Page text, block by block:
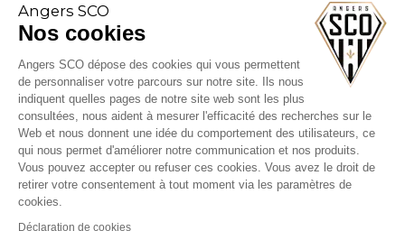
Angers SCO
Nos cookies
Angers SCO dépose des cookies qui vous permettent
de personnaliser votre parcours sur notre site. Ils nous
indiquent quelles pages de notre site web sont les plus
consultées, nous aident à mesurer l'efficacité des recherches sur le
Web et nous donnent une idée du comportement des utilisateurs, ce
qui nous permet d'améliorer notre communication et nos produits.
Vous pouvez accepter ou refuser ces cookies. Vous avez le droit de
retirer votre consentement à tout moment via les paramètres de
cookies.
Déclaration de cookies
CGV billetterie
Mentions légales
Politique cookies